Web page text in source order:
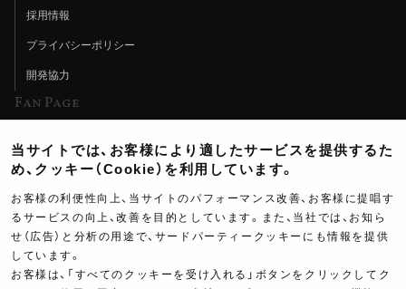
採用情報
プライバシーポリシー
開発協力
Fan Page
ヨシムラTV
イベント情報
イベントスケジュール
ツーリングブレイクタイム
当サイトでは、お客様により適したサービスを提供するた
め、クッキー（Cookie）を利用しています。
お客様の利便性向上、当サイトのパフォーマンス改善、お客様に提唱す
るサービスの向上、改善を目的としています。また、当社では、お知ら
せ（広告）と分析の用途で、サードパーティークッキーにも情報を提供
しています。
お客様は、「すべてのクッキーを受け入れる」ボタンをクリックしてク